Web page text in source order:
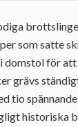
som satte
domstol för
grävs
tio
historiska